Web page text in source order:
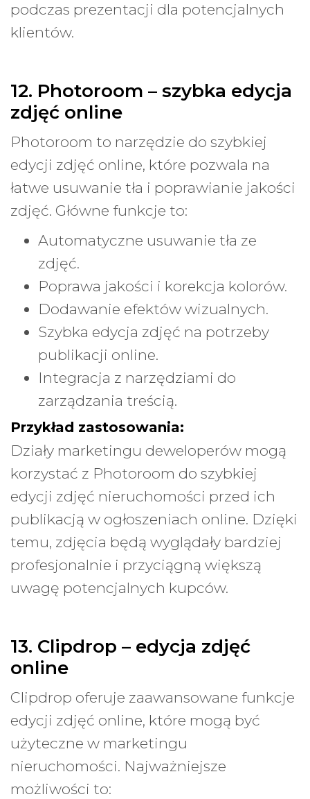
podczas prezentacji dla potencjalnych
klientów.
12. Photoroom – szybka edycja
zdjęć online
Photoroom to narzędzie do szybkiej
edycji zdjęć online, które pozwala na
łatwe usuwanie tła i poprawianie jakości
zdjęć. Główne funkcje to:
Automatyczne usuwanie tła ze
zdjęć.
Poprawa jakości i korekcja kolorów.
Dodawanie efektów wizualnych.
Szybka edycja zdjęć na potrzeby
publikacji online.
Integracja z narzędziami do
zarządzania treścią.
Przykład zastosowania:
Działy marketingu deweloperów mogą
korzystać z Photoroom do szybkiej
edycji zdjęć nieruchomości przed ich
publikacją w ogłoszeniach online. Dzięki
temu, zdjęcia będą wyglądały bardziej
profesjonalnie i przyciągną większą
uwagę potencjalnych kupców.
13. Clipdrop – edycja zdjęć
online
Clipdrop oferuje zaawansowane funkcje
edycji zdjęć online, które mogą być
użyteczne w marketingu
nieruchomości. Najważniejsze
możliwości to: